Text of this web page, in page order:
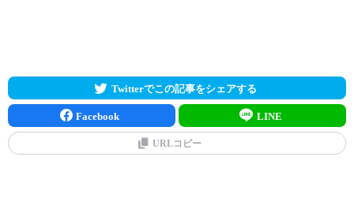
Twitterでこの記事をシェアする
Facebook LINE
URLコピー